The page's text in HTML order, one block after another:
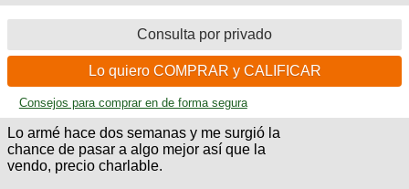
Galeria
XC
Bicicletas
Viajes
Descenso
tu
Buscar
Ultimos
Fotos
BicicleterÃ­
Bicicletas
Bicicletas
Tandem
Videos
Cicloturismo
Consulta por privado
Lo quiero COMPRAR y CALIFICAR
Consejos para comprar en de forma segura
Lo armé hace dos semanas y me surgió la
chance de pasar a algo mejor así que la
vendo, precio charlable.